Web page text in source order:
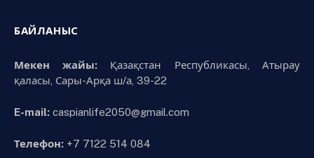
БАЙЛАНЫС
Мекен жайы:Қазақстан Республикасы, Атырау
қаласы, Сары-Арқа ш/а, 39-22
E-mail: caspianlife2050@gmail.com
Телефон: +7 7122 514 084